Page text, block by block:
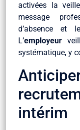
activées la
message
d’absence et
L’employeur
systématique, y
intérim